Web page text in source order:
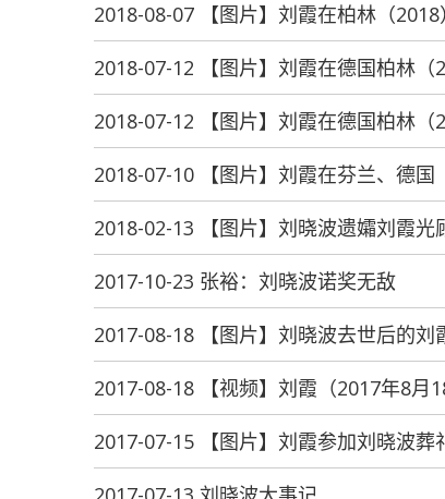
2018-08-07 【图片】刘霞在柏林（2018）
2018-07-12 【图片】刘霞在德国柏林（
2018-07-12 【图片】刘霞在德国柏林（
2018-07-10 【图片】刘霞在芬兰、德国
2018-02-13 【图片】刘晓波遗孀刘霞光
2017-10-23 张裕：刘晓波诺奖无敌
2017-08-18 【图片】刘晓波去世后的刘
2017-08-18 【视频】刘霞（2017年8月
2017-07-15 【图片】刘霞参加刘晓波葬